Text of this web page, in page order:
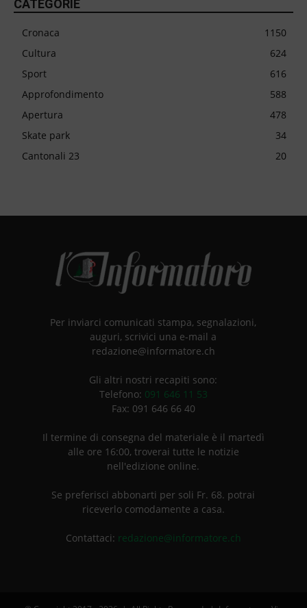
CATEGORIE
Cronaca
1150
Cultura
624
Sport
616
Approfondimento
588
Apertura
478
Skate park
34
Cantonali 23
20
Per inviarci comunicati stampa, segnalazioni,
auguri, scrivici una e-mail a
redazione@informatore.ch
Gli altri nostri recapiti sono:
Telefono: 091 646 11 53
Fax: 091 646 66 40
Il termine di consegna del materiale è il martedì
alle ore 16:00, troverai tutte le notizie
nell'edizione online.
Se preferisci abbonarti per soli Fr. 68. potrai
riceverlo comodamente a casa.
Contattaci: redazione@informatore.ch